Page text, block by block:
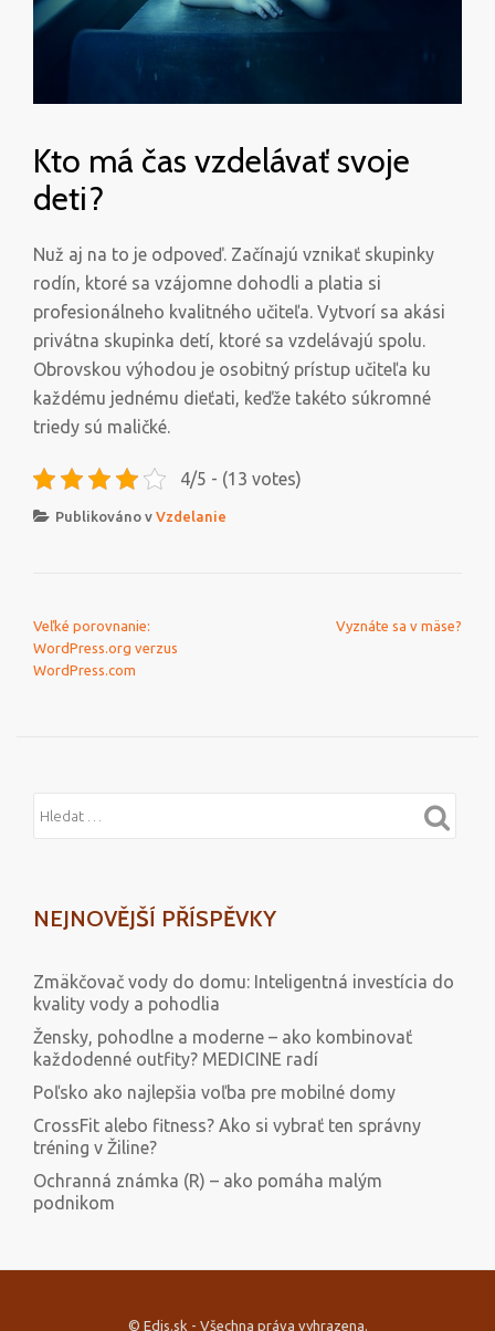
Kto má čas vzdelávať svoje
deti?
Nuž aj na to je odpoveď. Začínajú vznikať skupinky
rodín, ktoré sa vzájomne dohodli a platia si
profesionálneho kvalitného učiteľa. Vytvorí sa akási
privátna skupinka detí, ktoré sa vzdelávajú spolu.
Obrovskou výhodou je osobitný prístup učiteľa ku
každému jednému dieťati, keďže takéto súkromné
triedy sú maličké.
4/5 - (13 votes)
Publikováno v Vzdelanie
Veľké porovnanie:
WordPress.org verzus
WordPress.com
Vyznáte sa v mäse?
NEJNOVĚJŠÍ PŘÍSPĚVKY
Zmäkčovač vody do domu: Inteligentná investícia do
kvality vody a pohodlia
Žensky, pohodlne a moderne – ako kombinovať
každodenné outfity? MEDICINE radí
Poľsko ako najlepšia voľba pre mobilné domy
CrossFit alebo fitness? Ako si vybrať ten správny
tréning v Žiline?
Ochranná známka (R) – ako pomáha malým
podnikom
© Edis.sk - Všechna práva vyhrazena.